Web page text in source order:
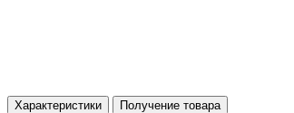
Характеристики Получение товара